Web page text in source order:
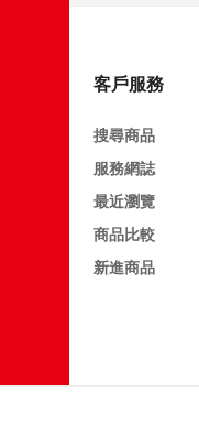
客戶服務
搜尋商品
服務網誌
最近瀏覽
商品比較
新進商品